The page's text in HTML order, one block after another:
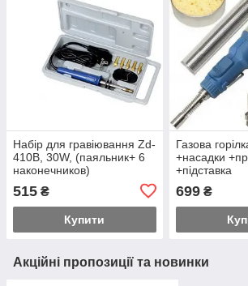
Набір для гравіювання Zd-
410B, 30W, (паяльник+ 6
наконечников)
515 ₴
Купити
Газова
+насадки
+підставка
699₴
Акційні пропозиції та новинки